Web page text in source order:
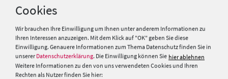
Cookies
Wir brauchen Ihre Einwilligung um Ihnen unter anderem Informationen zu
Ihren Interessen anzuzeigen. Mit dem Klick auf "OK" geben Sie diese
Einwilligung. Genauere Informationen zum Thema Datenschutz finden Sie in
unserer Datenschutzerklärung. Die Einwilligung können Sie hier ablehnen
Weitere Informationen zu den von uns verwendeten Cookies und Ihren
Rechten als Nutzer finden Sie hier: